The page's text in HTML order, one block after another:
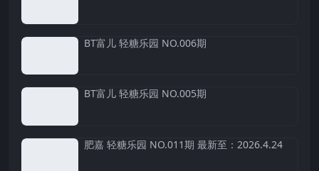
BT富儿 轻糖乐园 NO.006期
BT富儿 轻糖乐园 NO.005期
肥嘉 轻糖乐园 NO.011期 最新至：2026.4.24